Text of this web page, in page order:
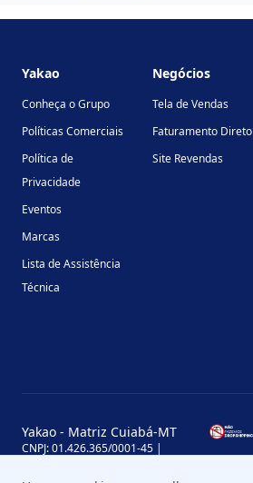
Yakao
Conheça o Grupo
Políticas Comerciais
Política de
Privacidade
Eventos
Marcas
Lista de Assistência
Técnica
Negócios
Tela de Vendas
Faturamento Direto
Site Revendas
Yakao - Matriz Cuiabá-MT
CNPJ: 01.426.365/0001-45 |